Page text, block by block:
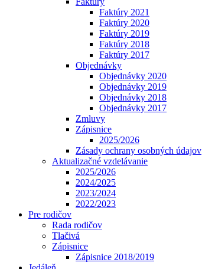
Faktúry 2021
Faktúry 2020
Faktúry 2019
Faktúry 2018
Faktúry 2017
Objednávky
Objednávky 2020
Objednávky 2019
Objednávky 2018
Objednávky 2017
Zmluvy
Zápisnice
2025/2026
Zásady ochrany osobných údajov
Aktualizačné vzdelávanie
2025/2026
2024/2025
2023/2024
2022/2023
Pre rodičov
Rada rodičov
Tlačivá
Zápisnice
Zápisnice 2018/2019